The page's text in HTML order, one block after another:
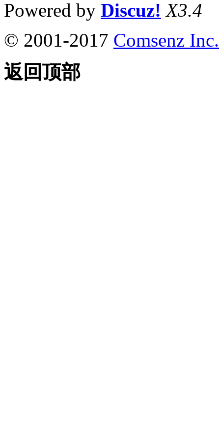
Powered by Discuz! X3.4
© 2001-2017 Comsenz Inc.
返回顶部